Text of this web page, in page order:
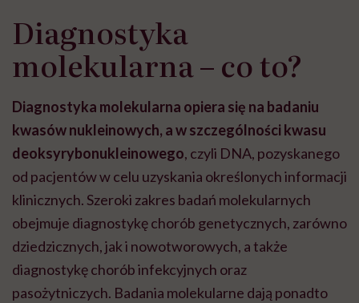
Diagnostyka
molekularna – co to?
Diagnostyka molekularna opiera się na badaniu
kwasów nukleinowych, a w szczególności kwasu
deoksyrybonukleinowego, czyli DNA, pozyskanego
od pacjentów w celu uzyskania określonych informacji
klinicznych. Szeroki zakres badań molekularnych
obejmuje diagnostykę chorób genetycznych, zarówno
dziedzicznych, jak i nowotworowych, a także
diagnostykę chorób infekcyjnych oraz
pasożytniczych. Badania molekularne dają ponadto